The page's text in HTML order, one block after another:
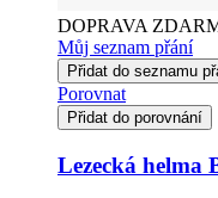
DOPRAVA
Můj seznam přání
Přidat do seznamu
Porovnat
Přidat do porovnání
Lezecká helma